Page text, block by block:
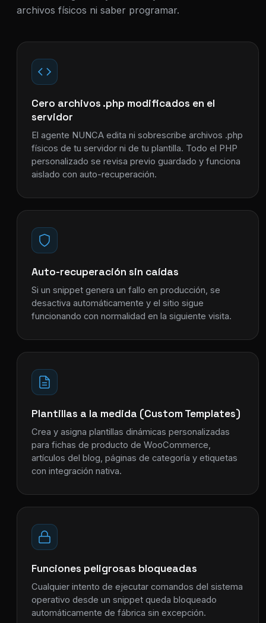
archivos físicos ni saber programar.
Cero archivos .php modificados en el
servidor
El agente NUNCA edita ni sobrescribe archivos .php
físicos de tu servidor ni de tu plantilla. Todo el PHP
personalizado se revisa previo guardado y funciona
aislado con auto-recuperación.
Auto-recuperación sin caídas
Si un snippet genera un fallo en producción, se
desactiva automáticamente y el sitio sigue
funcionando con normalidad en la siguiente visita.
Plantillas a la medida (Custom Templates)
Crea y asigna plantillas dinámicas personalizadas
para fichas de producto de WooCommerce,
artículos del blog, páginas de categoría y etiquetas
con integración nativa.
Funciones peligrosas bloqueadas
Cualquier intento de ejecutar comandos del sistema
operativo desde un snippet queda bloqueado
automáticamente de fábrica sin excepción.